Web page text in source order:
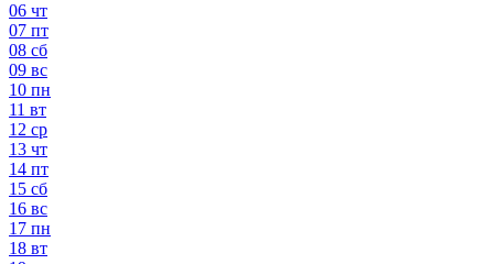
06 чт
07 пт
08 сб
09 вс
10 пн
11 вт
12 ср
13 чт
14 пт
15 сб
16 вс
17 пн
18 вт